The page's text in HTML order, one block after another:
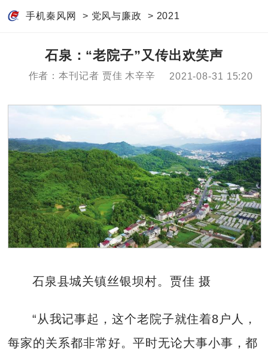
手机秦风网 > 党风与廉政 > 2021
石泉：“老院子”又传出欢笑声
作者：本刊记者 贾佳 木辛辛 2021-08-31 15:20
石泉县城关镇丝银坝村。贾佳 摄
“从我记事起，这个老院子就住着8户人，
每家的关系都非常好。平时无论大事小事，都